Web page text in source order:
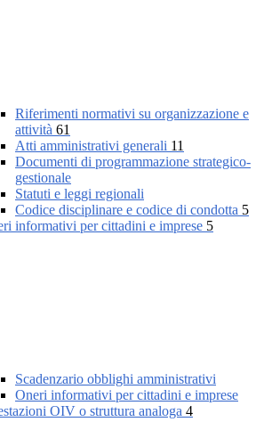
Riferimenti normativi su organizzazione e
attività 61
Atti amministrativi generali 11
Documenti di programmazione strategico-
gestionale
Statuti e leggi regionali
Codice disciplinare e codice di condotta 5
informativi per cittadini e imprese 5
Scadenzario obblighi amministrativi
Oneri informativi per cittadini e imprese
OIV o struttura analoga 4